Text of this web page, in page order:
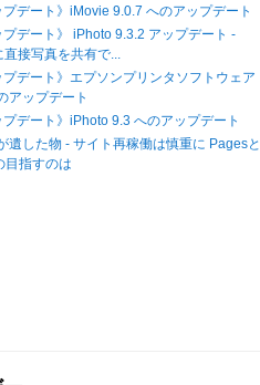
プデート》iMovie 9.0.7 へのアップデート
プデート》 iPhoto 9.3.2 アップデート -
直接写真を共有で...
プデート》エプソンプリンタソフトウェア
アップデート
プデート》iPhoto 9.3 へのアップデート
遺した物 - サイト再稼働は慎重に Pagesと
目指すのは